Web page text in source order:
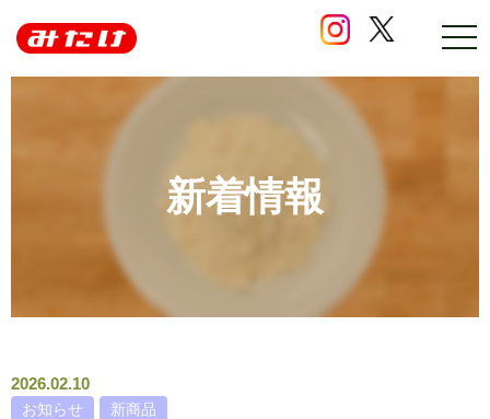
ナ
ビ
ゲ
新着情報
2026.02.10
お知らせ 新商品